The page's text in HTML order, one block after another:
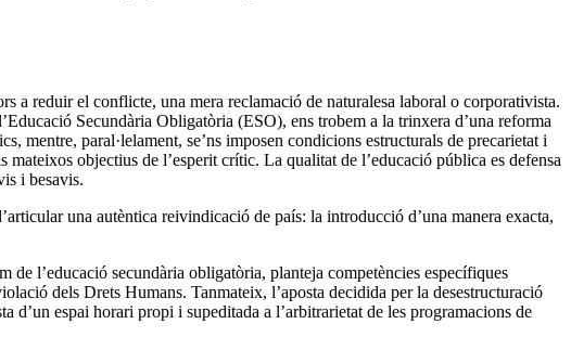
a reduir el conflicte, una mera reclamació de naturalesa laboral o corporativista.
Secundària Obligatòria (ESO), ens trobem a la trinxera d’una reforma
paral·lelament, se’ns imposen condicions estructurals de precarietat i
objectius de l’esperit crític. La qualitat de l’educació pública es defensa
i besavis.
una autèntica reivindicació de país: la introducció d’una manera exacta,
de l’educació secundària obligatòria, planteja competències específiques
dels Drets Humans. Tanmateix, l’aposta decidida per la desestructuració
espai horari propi i supeditada a l’arbitrarietat de les programacions de